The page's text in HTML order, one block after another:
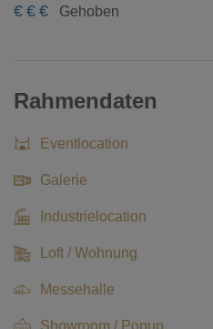
€ € € Gehoben
Rahmendaten
Eventlocation
Galerie
Industrielocation
Loft / Wohnung
Messehalle
Showroom / Popup